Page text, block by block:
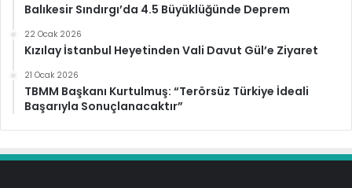
Balıkesir Sındırgı’da 4.5 Büyüklüğünde Deprem
22 Ocak 2026
Kızılay İstanbul Heyetinden Vali Davut Gül’e Ziyaret
21 Ocak 2026
TBMM Başkanı Kurtulmuş: “Terörsüz Türkiye İdeali
Başarıyla Sonuçlanacaktır”